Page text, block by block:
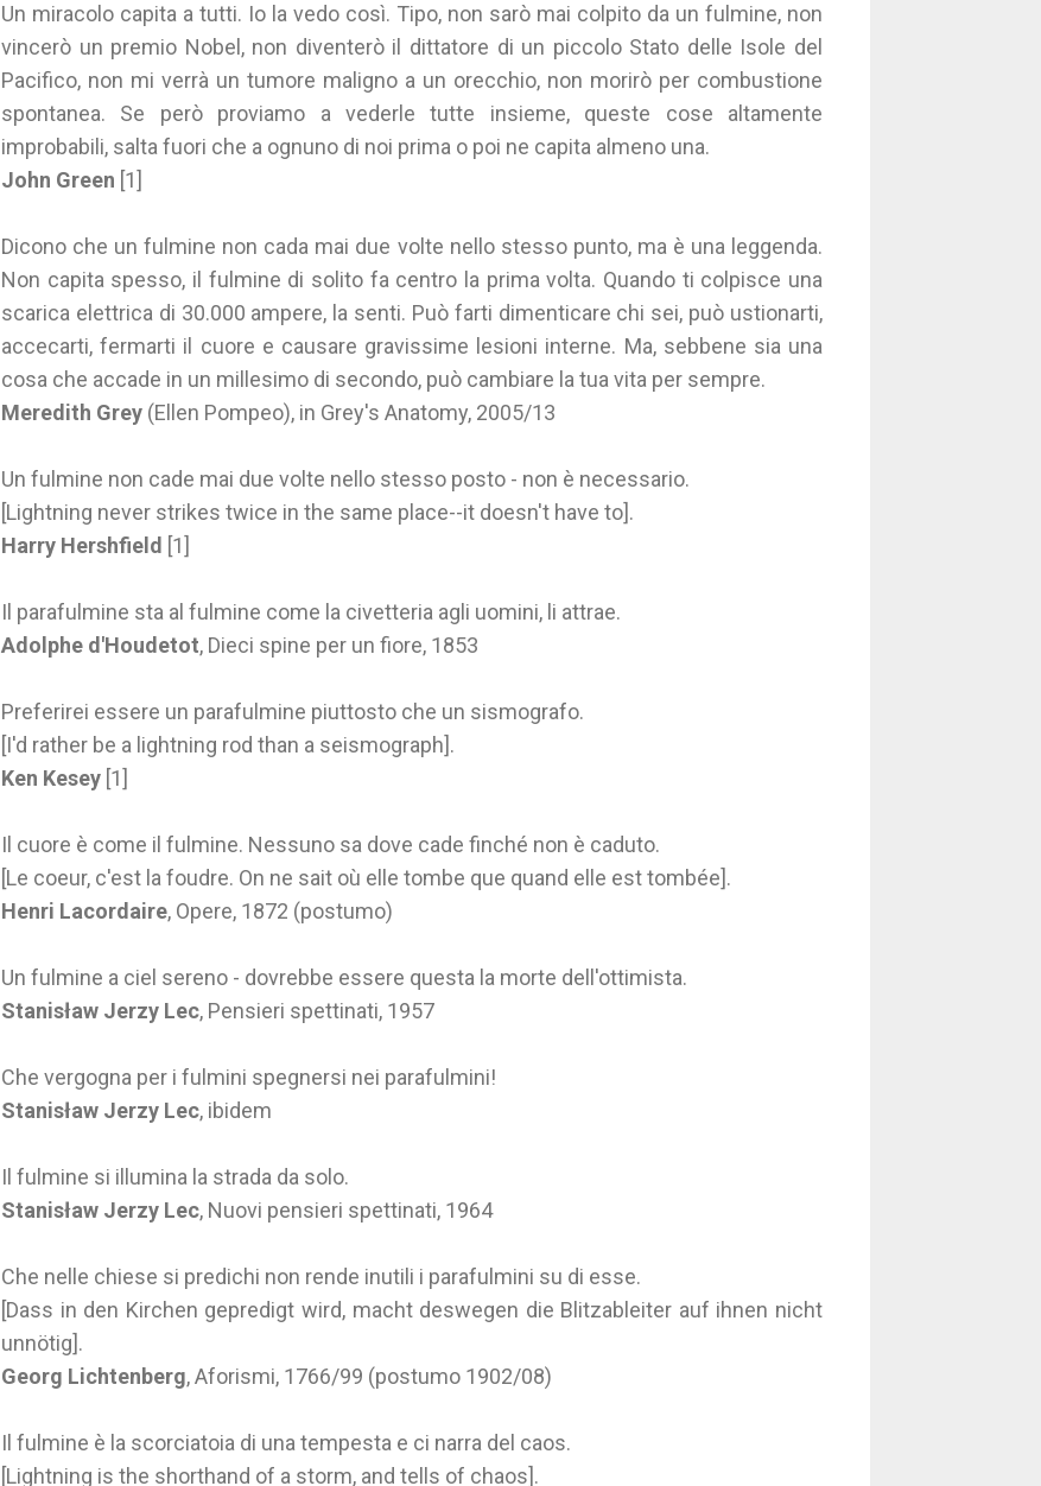
Un miracolo capita a tutti. Io la vedo così. Tipo, non sarò mai colpito da un fulmine, non
vincerò un premio Nobel, non diventerò il dittatore di un piccolo Stato delle Isole del
Pacifico, non mi verrà un tumore maligno a un orecchio, non morirò per combustione
spontanea. Se però proviamo a vederle tutte insieme, queste cose altamente
improbabili, salta fuori che a ognuno di noi prima o poi ne capita almeno una.
John Green [1]
Dicono che un fulmine non cada mai due volte nello stesso punto, ma è una leggenda.
Non capita spesso, il fulmine di solito fa centro la prima volta. Quando ti colpisce una
scarica elettrica di 30.000 ampere, la senti. Può farti dimenticare chi sei, può ustionarti,
accecarti, fermarti il cuore e causare gravissime lesioni interne. Ma, sebbene sia una
cosa che accade in un millesimo di secondo, può cambiare la tua vita per sempre.
Meredith Grey (Ellen Pompeo), in Grey's Anatomy, 2005/13
Un fulmine non cade mai due volte nello stesso posto - non è necessario.
[Lightning never strikes twice in the same place--it doesn't have to].
Harry Hershfield [1]
Il parafulmine sta al fulmine come la civetteria agli uomini, li attrae.
Adolphe d'Houdetot, Dieci spine per un fiore, 1853
Preferirei essere un parafulmine piuttosto che un sismografo.
[I'd rather be a lightning rod than a seismograph].
Ken Kesey [1]
Il cuore è come il fulmine. Nessuno sa dove cade finché non è caduto.
[Le coeur, c'est la foudre. On ne sait où elle tombe que quand elle est tombée].
Henri Lacordaire, Opere, 1872 (postumo)
Un fulmine a ciel sereno - dovrebbe essere questa la morte dell'ottimista.
Stanisław Jerzy Lec, Pensieri spettinati, 1957
Che vergogna per i fulmini spegnersi nei parafulmini!
Stanisław Jerzy Lec, ibidem
Il fulmine si illumina la strada da solo.
Stanisław Jerzy Lec, Nuovi pensieri spettinati, 1964
Che nelle chiese si predichi non rende inutili i parafulmini su di esse.
[Dass in den Kirchen gepredigt wird, macht deswegen die Blitzableiter auf ihnen nicht
unnötig].
Georg Lichtenberg, Aforismi, 1766/99 (postumo 1902/08)
Il fulmine è la scorciatoia di una tempesta e ci narra del caos.
[Lightning is the shorthand of a storm, and tells of chaos].